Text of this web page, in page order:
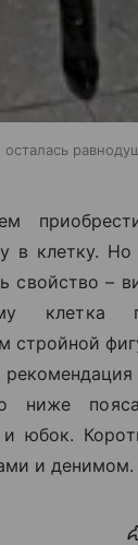
в клетку.
свойство –
клетка
стройной
ниже
и юбок.
и денимом.